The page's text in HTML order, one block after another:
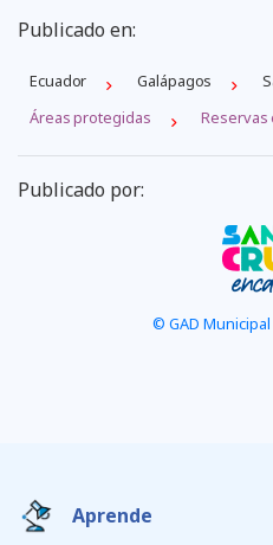
Publicado en:
Ecuador Galápagos
Áreas protegidas
Reservas
Publicado por:
© GAD
Aprende